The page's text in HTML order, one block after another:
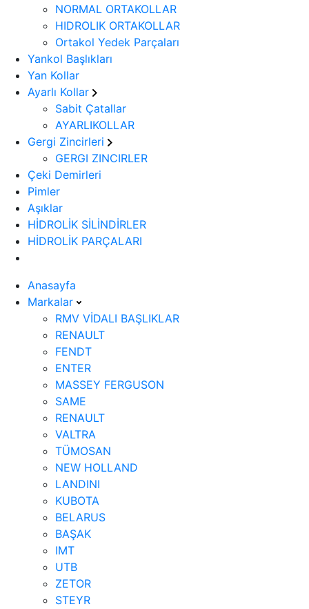
NORMAL ORTAKOLLAR
HIDROLIK ORTAKOLLAR
Ortakol Yedek Parçaları
Yankol Başlıkları
Yan Kollar
Ayarlı Kollar
Sabit Çatallar
AYARLIKOLLAR
Gergi Zincirleri
GERGI ZINCIRLER
Çeki Demirleri
Pimler
Aşıklar
HİDROLİK SİLİNDİRLER
HİDROLİK PARÇALARI
Anasayfa
Markalar
RMV VİDALI BAŞLIKLAR
RENAULT
FENDT
ENTER
MASSEY FERGUSON
SAME
RENAULT
VALTRA
TÜMOSAN
NEW HOLLAND
LANDINI
KUBOTA
BELARUS
BAŞAK
IMT
UTB
ZETOR
STEYR